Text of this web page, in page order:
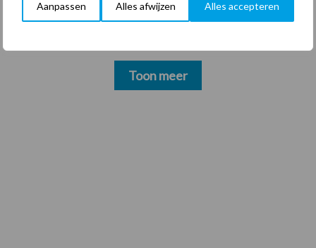
Aanpassen Alles afwijzen Alles accepteren
oud-schoonmakers alsnog betalen
Toon meer